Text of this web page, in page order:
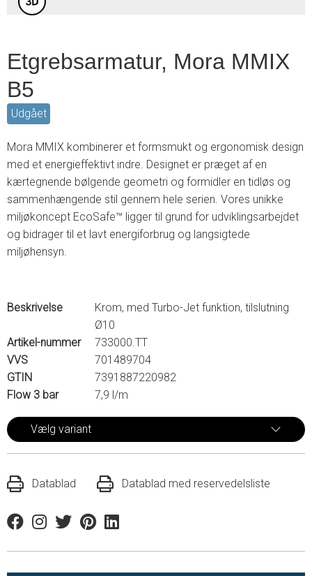
Etgrebsarmatur, Mora MMIX
B5
Udgået
Mora MMIX kombinerer et formsmukt og ergonomisk design
med et energieffektivt indre. Designet er præget af en
kærtegnende bølgende geometri og formidler en tidløs og
sammenhængende stil gennem hele serien. Vores unikke
miljøkoncept EcoSafe™ ligger til grund for udviklingsarbejdet
og bidrager til et lavt energiforbrug og langsigtede
miljøhensyn.
Beskrivelse
Krom, med Turbo-Jet funktion, tilslutning
Ø10
Artikel-nummer
733000.TT
VVS
701489704
GTIN
7391887220982
Flow 3 bar
7,9 l/m
Vælg variant
Datablad Datablad med reservedelsliste
FacebookInstagram
TwitterPinterestLinkedin